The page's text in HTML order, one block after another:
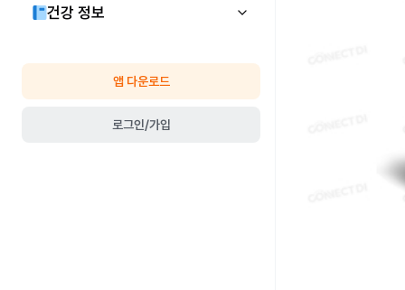
건강 정보
앱 다운로드
로그인/가입